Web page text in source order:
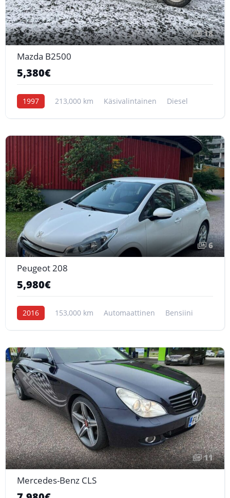
18
Mazda B2500
5,380€
1997 213,000 km Käsivalintainen Diesel
6
Peugeot 208
5,980€
2016 153,000 km Automaattinen Bensiini
11
Mercedes-Benz CLS